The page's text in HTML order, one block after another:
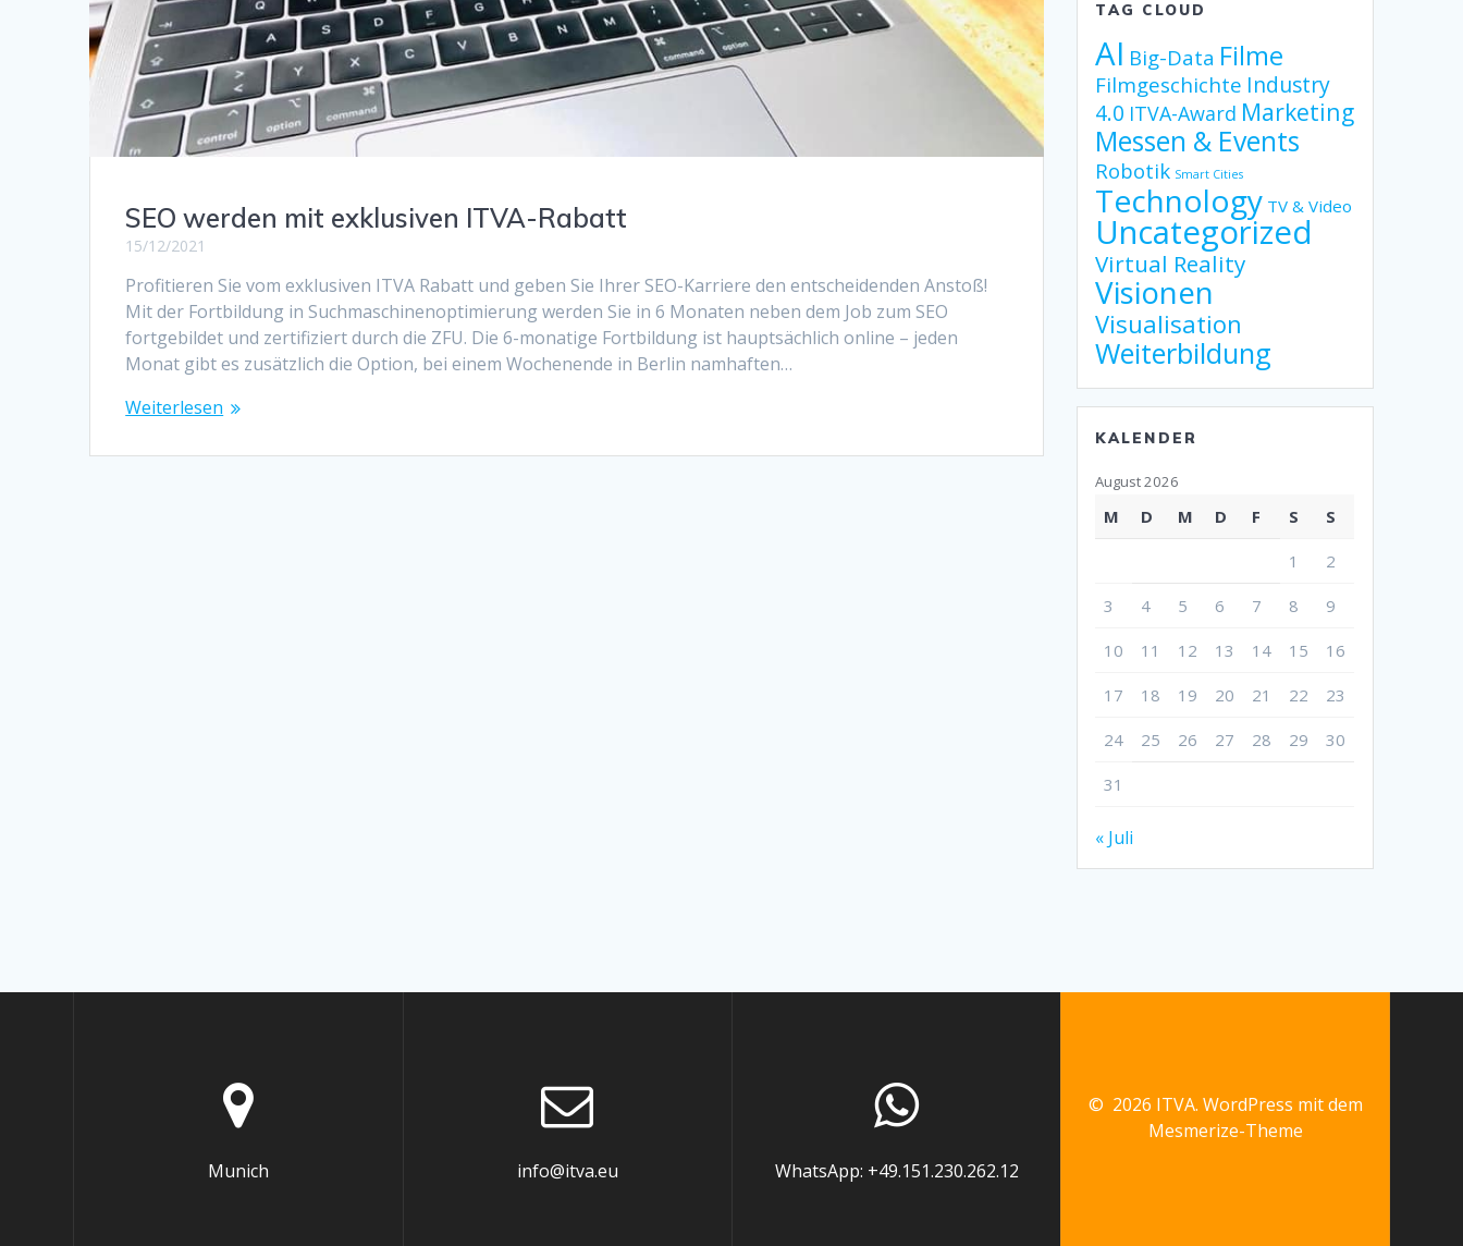
SEO werden mit exklusiven ITVA-Rabatt
15/12/2021
Profitieren Sie vom exklusiven ITVA Rabatt und geben Sie Ihrer SEO-Karriere den entscheidenden Anstoß!
Mit der Fortbildung in Suchmaschinenoptimierung werden Sie in 6 Monaten neben dem Job zum SEO
fortgebildet und zertifiziert durch die ZFU. Die 6-monatige Fortbildung ist hauptsächlich online – jeden
Monat gibt es zusätzlich die Option, bei einem Wochenende in Berlin namhaften…
Weiterlesen
TAG CLOUD
AI Big-Data Filme
Filmgeschichte Industry
4.0 ITVA-Award Marketing
Messen & Events
Robotik Smart Cities
Technology TV & Video
Uncategorized
Virtual Reality
Visionen
Visualisation
Weiterbildung
KALENDER
August 2026
M D M D F S S
1 2
3 4 5 6 7 8 9
10 11 12 13 14 15 16
17 18 19 20 21 22 23
24 25 26 27 28 29 30
31
« Juli
Munich info@itva.eu WhatsApp: +49.151.230.262.12
© 2026 ITVA. WordPress mit dem
Mesmerize-Theme